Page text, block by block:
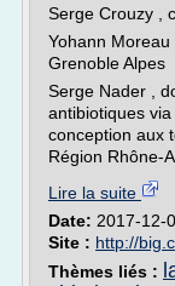
Serge Crouzy ,
Yohann
Grenoble Alpes
Serge Nader ,
antibiotiques
conception aux
Région Rhône-
Lire la suite
Date: 2017-12-
Site : http://
Thèmes liés :